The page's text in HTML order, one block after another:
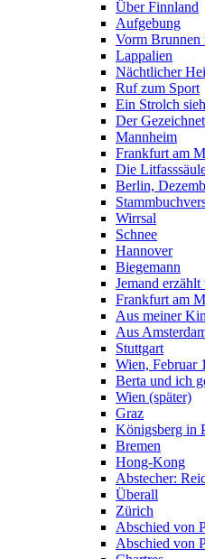
Über Finnland
Aufgebung
Vorm Brunnen
Lappalien
Nächtlicher
Ruf zum Sport
Ein Strolch
Der
Mannheim
Frankfurt am
Die
Berlin,
Wirrsal
Schnee
Hannover
Biegemann
Jemand
Frankfurt am
Aus meiner
Aus
Stuttgart
Wien, Februar
Berta und ich
Wien (später)
Graz
Königsberg in
Bremen
Hong-Kong
Abstecher:
Überall
Zürich
Abschied von
Abschied von